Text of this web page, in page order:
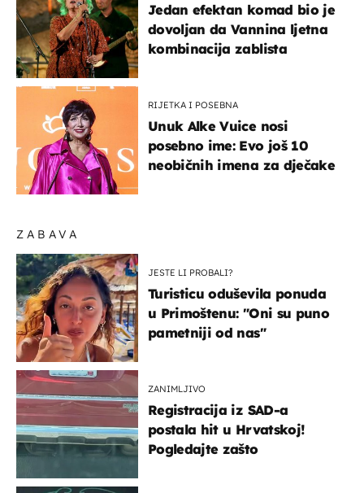
ZABAVA
JESTE LI PROBALI?
Turisticu oduševila ponuda
u Primoštenu: "Oni su puno
pametniji od nas"
ZANIMLJIVO
Registracija iz SAD-a
postala hit u Hrvatskoj!
Pogledajte zašto
Jedan efektan komad bio je
dovoljan da Vannina ljetna
kombinacija zablista
RIJETKA I POSEBNA
Unuk Alke Vuice nosi
posebno ime: Evo još 10
neobičnih imena za dječake